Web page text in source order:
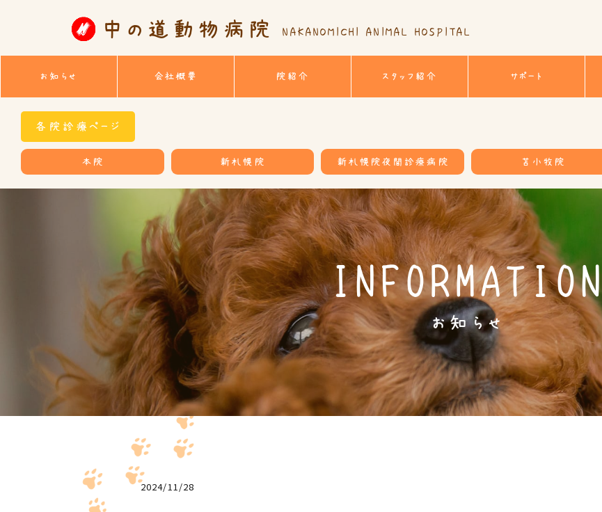
中の道動物病院 NAKANOMICHI ANIMAL HOSPITAL
お知らせ 会社概要 院紹介 スタッフ紹介 サポート
各院診療ページ
本院 新札幌院 新札幌院夜間診療病院 苫小牧院
お知らせ
INFORMATION
2024/11/28